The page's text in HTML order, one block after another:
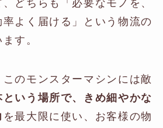
どちらも「必要なモノを、
よく届ける」という物流の
す。
のモンスターマシンには敵
という場所で、きめ細やかな
を最大限に使い、お客様の物